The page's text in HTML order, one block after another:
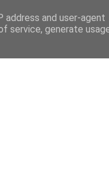
address and user-agent
service, generate